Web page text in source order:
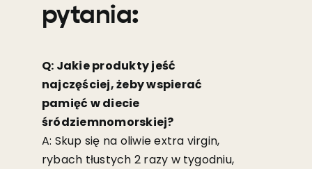
pytania:
Q: Jakie produkty jeść
najczęściej, żeby wspierać
pamięć w diecie
śródziemnomorskiej?
A: Skup się na oliwie extra virgin,
rybach tłustych 2 razy w tygodniu,